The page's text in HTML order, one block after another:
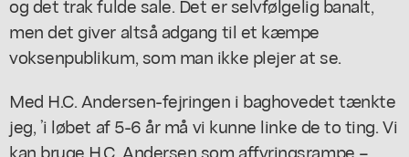
men det giver altså adgang til et kæmpe
voksenpublikum, som man ikke plejer at se.
Med H.C. Andersen-fejringen i baghovedet tænkte
jeg, ’i løbet af 5-6 år må vi kunne linke de to ting. Vi
kan bruge H.C. Andersen som affyringsrampe –